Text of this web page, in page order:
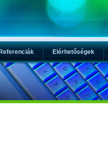
Referenciák Elérhetőségek